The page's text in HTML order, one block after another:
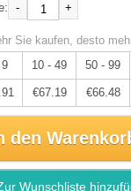
- +
Sie kaufen, desto
10 - 49 50 - 99
€67.19 €66.48
den
Wunschliste